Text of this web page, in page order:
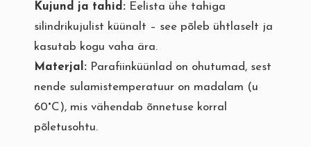
Kujund ja tahid: Eelista ühe tahiga
silindrikujulist küünalt – see põleb ühtlaselt ja
kasutab kogu vaha ära.
Materjal: Parafiinküünlad on ohutumad, sest
nende sulamistemperatuur on madalam (u
60°C), mis vähendab õnnetuse korral
põletusohtu.